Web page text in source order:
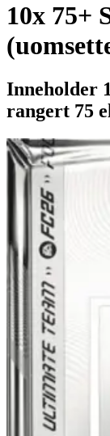
10x 75+
Inneholder
rangert 75